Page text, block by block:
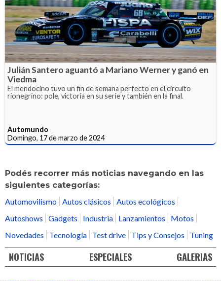
Julián Santero aguantó a Mariano Werner y ganó en
Viedma
El mendocino tuvo un fin de semana perfecto en el circuito
rionegrino: pole, victoria en su serie y también en la final.
Automundo
Domingo, 17 de marzo de 2024
Podés recorrer más noticias navegando en las
siguientes categorías:
Automovilismo Autos clásicos
Autos ecológicos
Autoshows
Gadgets Industria Lanzamientos
Motos
Novedades
Tecnología Test drive Tips y Consejos Tuning
NOTICIAS ESPECIALES GALERIAS